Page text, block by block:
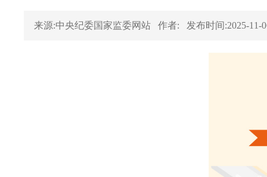
来源:中央纪委国家监委网站 作者: 发布时间:2025-11-